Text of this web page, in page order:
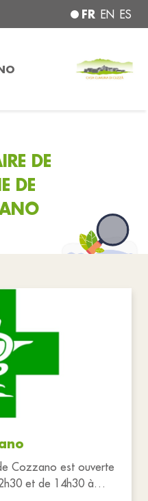
FR EN ES
DE
DE
Cozzano est ouverte
et de 14h30 à